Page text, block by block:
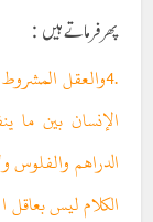
پھر فرماتے ہیں :
.4والعقل
الإنسان بين ما
الدراهم والفلوس
الكلام ليس بعاقل